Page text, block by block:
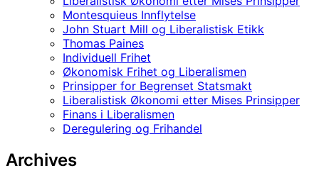
Montesquieus Innflytelse
John Stuart Mill og Liberalistisk Etikk
Thomas Paines
Individuell Frihet
Økonomisk Frihet og Liberalismen
Prinsipper for Begrenset Statsmakt
Liberalistisk Økonomi etter Mises Prinsipper
Finans i Liberalismen
Deregulering og Frihandel
Archives